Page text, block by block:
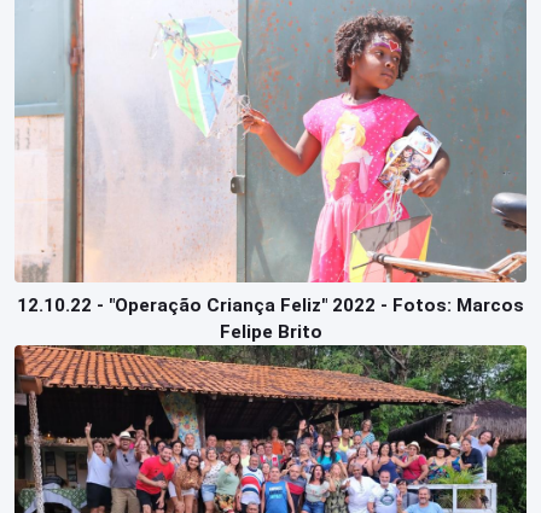
12.10.22 - "Operação Criança Feliz" 2022 - Fotos: Marcos
Felipe Brito